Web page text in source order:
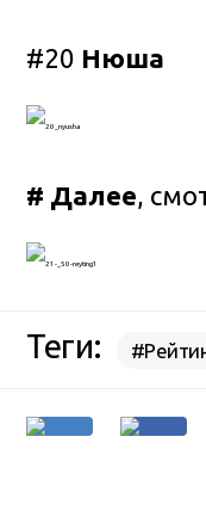
#20 Нюша
# Далее,
Теги: